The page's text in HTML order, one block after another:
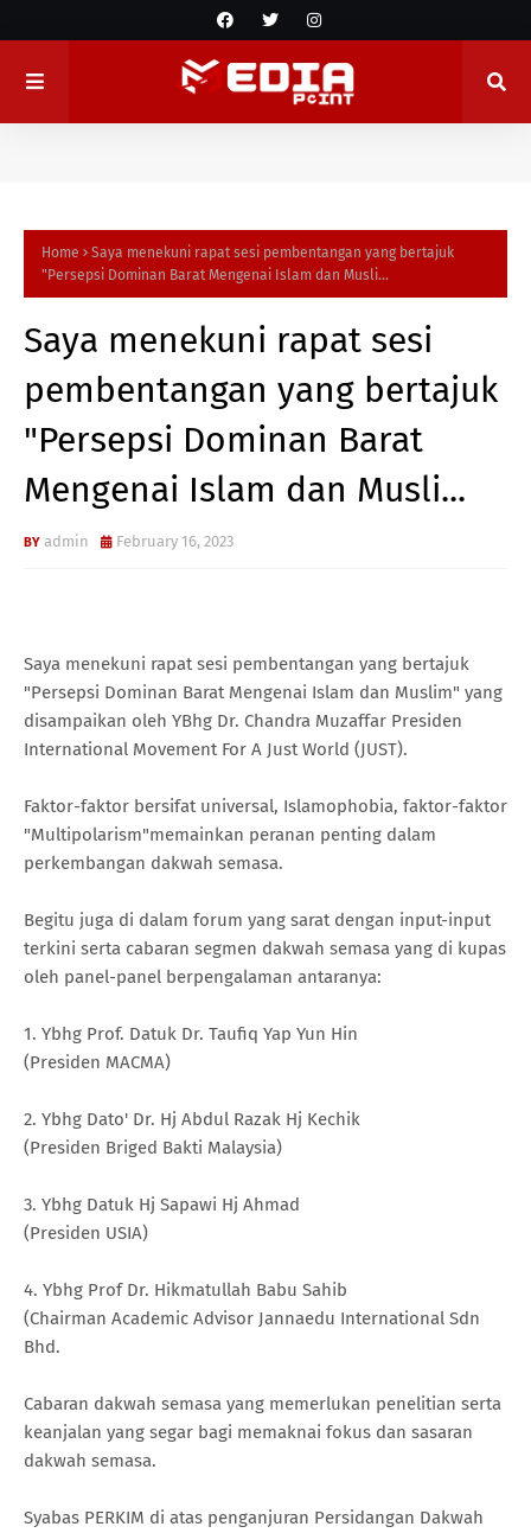
Home
Saya menekuni rapat sesi pembentangan yang bertajuk
"Persepsi Dominan Barat Mengenai Islam dan Musli...
Saya menekuni rapat sesi
pembentangan yang bertajuk
"Persepsi Dominan Barat
Mengenai Islam dan Musli...
admin February 16, 2023
Saya menekuni rapat sesi pembentangan yang bertajuk
"Persepsi Dominan Barat Mengenai Islam dan Muslim" yang
disampaikan oleh YBhg Dr. Chandra Muzaffar Presiden
International Movement For A Just World (JUST).
Faktor-faktor bersifat universal, Islamophobia, faktor-faktor
"Multipolarism"memainkan peranan penting dalam
perkembangan dakwah semasa.
Begitu juga di dalam forum yang sarat dengan input-input
terkini serta cabaran segmen dakwah semasa yang di kupas
oleh panel-panel berpengalaman antaranya:
1. Ybhg Prof. Datuk Dr. Taufiq Yap Yun Hin
(Presiden MACMA)
2. Ybhg Dato' Dr. Hj Abdul Razak Hj Kechik
(Presiden Briged Bakti Malaysia)
3. Ybhg Datuk Hj Sapawi Hj Ahmad
(Presiden USIA)
4. Ybhg Prof Dr. Hikmatullah Babu Sahib
(Chairman Academic Advisor Jannaedu International Sdn
Bhd.
Cabaran dakwah semasa yang memerlukan penelitian serta
keanjalan yang segar bagi memaknai fokus dan sasaran
dakwah semasa.
Syabas PERKIM di atas penganjuran Persidangan Dakwah